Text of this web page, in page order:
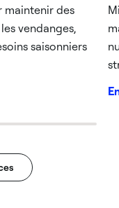
maintenir des
vendanges,
saisonniers